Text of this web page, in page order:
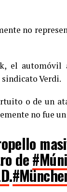
no
el
Verdi.
o de un
no fue
de
.